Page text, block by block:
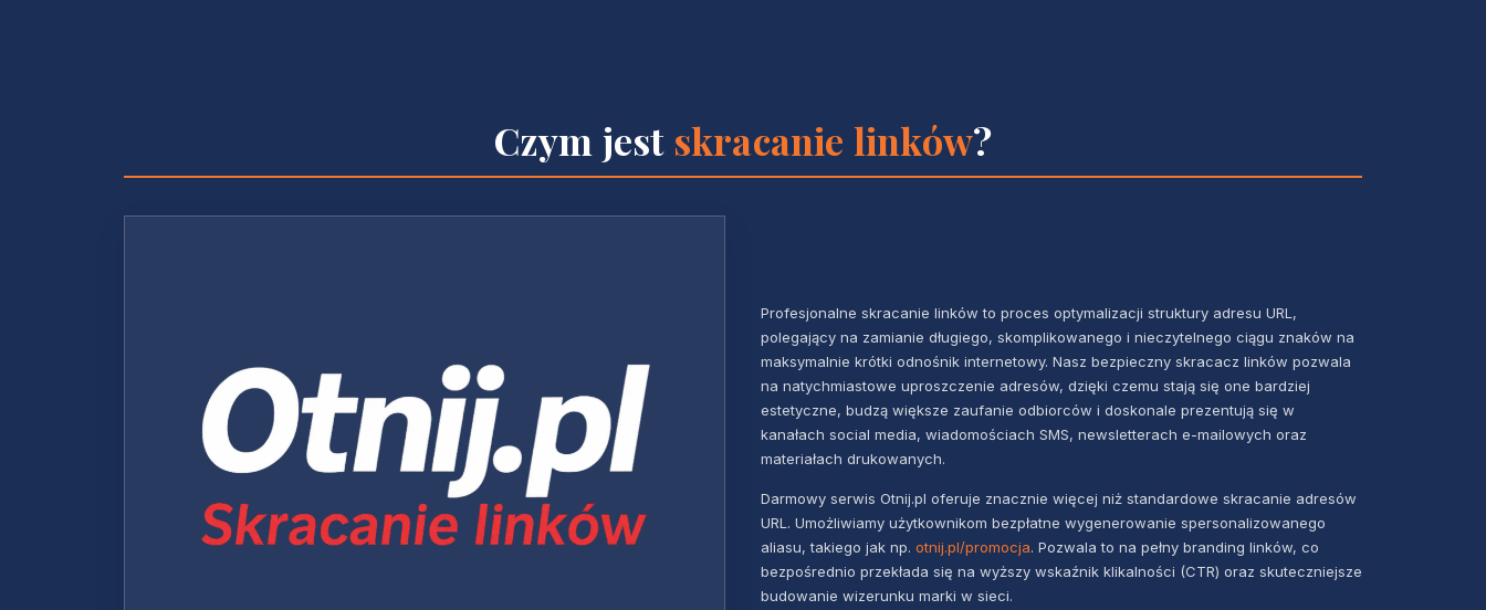
Czym jest skracanie linków?
Profesjonalne skracanie linków to proces optymalizacji struktury adresu URL,
polegający na zamianie długiego, skomplikowanego i nieczytelnego ciągu znaków na
maksymalnie krótki odnośnik internetowy. Nasz bezpieczny skracacz linków pozwala
na natychmiastowe uproszczenie adresów, dzięki czemu stają się one bardziej
estetyczne, budzą większe zaufanie odbiorców i doskonale prezentują się w
kanałach social media, wiadomościach SMS, newsletterach e-mailowych oraz
materiałach drukowanych.
Darmowy serwis Otnij.pl oferuje znacznie więcej niż standardowe skracanie adresów
URL. Umożliwiamy użytkownikom bezpłatne wygenerowanie spersonalizowanego
aliasu, takiego jak np. otnij.pl/promocja. Pozwala to na pełny branding linków, co
bezpośrednio przekłada się na wyższy wskaźnik klikalności (CTR) oraz skuteczniejsze
budowanie wizerunku marki w sieci.